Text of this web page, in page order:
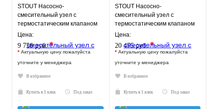
STOUT Насосно-
смесительный узел с
термостатическим клапаном
20-43°C и
жидкокристаллическим
термомет
Цена:
9 750 руб.*
* Актуальную цену пожалуйста
уточните у менеджера
В избранное
Купить в 1 клик Под заказ
STOUT Насосно-
смесительный узел с
термостатическим клапаном
30-60°C, без насоса
Цена:
20 475 руб.*
* Актуальную цену пожалуйста
уточните у менеджера
В избранное
Купить в 1 клик Под заказ